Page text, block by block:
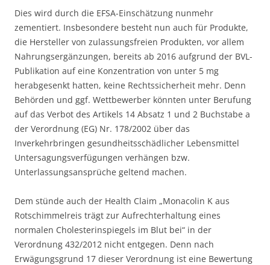
Dies wird durch die EFSA-Einschätzung nunmehr
zementiert. Insbesondere besteht nun auch für Produkte,
die Hersteller von zulassungsfreien Produkten, vor allem
Nahrungsergänzungen, bereits ab 2016 aufgrund der BVL-
Publikation auf eine Konzentration von unter 5 mg
herabgesenkt hatten, keine Rechtssicherheit mehr. Denn
Behörden und ggf. Wettbewerber könnten unter Berufung
auf das Verbot des Artikels 14 Absatz 1 und 2 Buchstabe a
der Verordnung (EG) Nr. 178/2002 über das
Inverkehrbringen gesundheitsschädlicher Lebensmittel
Untersagungsverfügungen verhängen bzw.
Unterlassungsansprüche geltend machen.
Dem stünde auch der Health Claim „Monacolin K aus
Rotschimmelreis trägt zur Aufrechterhaltung eines
normalen Cholesterinspiegels im Blut bei“ in der
Verordnung 432/2012 nicht entgegen. Denn nach
Erwägungsgrund 17 dieser Verordnung ist eine Bewertung